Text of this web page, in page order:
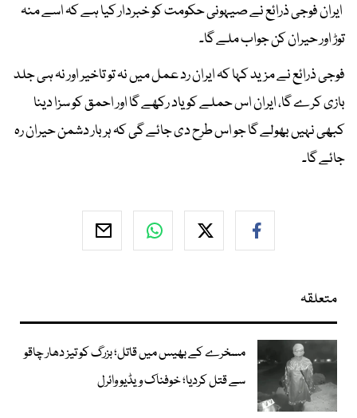
ایران فوجی ذرائع نے صیہونی حکومت کو خبردار کیا ہے کہ اسے منہ
توڑ اور حیران کن جواب ملے گا۔
فوجی ذرائع نے مزید کہا کہ ایران رد عمل میں نہ تو تاخیر اور نہ ہی جلد
بازی کرے گا، ایران اس حملے کو یاد رکھے گا اور احمق کو سزا دینا
کبھی نہیں بھولے گا جو اس طرح دی جائے گی کہ ہر بار دشمن حیران رہ
جائے گا۔
متعلقہ
مسخرے کے بھیس میں قاتل؛ بزرگ کو تیز دھار چاقو
سے قتل کردیا؛ خوفناک ویڈیو وائرل